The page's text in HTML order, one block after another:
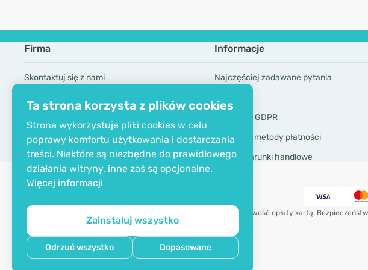
Ta strona korzysta z plików cookies
Strona wykorzystuje pliki cookies w celu
poprawy komfortu użytkowania i dostarczania
treści. Niektóre są niezbędne do prawidłowego
działania witryny, inne zaś są opcjonalne.
Więcej informacji
Zainstaluj wszystko
Odrzuć wszystko Dopasowane
Firma
Skontaktuj się z nami
Informacje
Najczęściej zadawane pytania
Narzędzia GDPR
Dostawa i metody płatności
Ogólne warunki handlowe
Możliwość opłaty kartą.
Copyright © 2012 - 2026   |   Be Healthy Group d.o.o.